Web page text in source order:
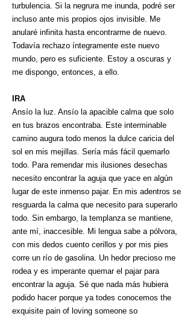
turbulencia. Si la negrura me inunda, podré ser
incluso ante mis propios ojos invisible. Me
anularé infinita hasta encontrarme de nuevo.
Todavía rechazo íntegramente este nuevo
mundo, pero es suficiente. Estoy a oscuras y
me dispongo, entonces, a ello.
IRA
Ansío la luz. Ansío la apacible calma que solo
en tus brazos encontraba. Este interminable
camino augura todo menos la dulce caricia del
sol en mis mejillas. Sería más fácil quemarlo
todo. Para remendar mis ilusiones desechas
necesito encontrar la aguja que yace en algún
lugar de este inmenso pajar. En mis adentros se
resguarda la calma que necesito para superarlo
todo. Sin embargo, la templanza se mantiene,
ante mí, inaccesible. Mi lengua sabe a pólvora,
con mis dedos cuento cerillos y por mis pies
corre un río de gasolina. Un hedor precioso me
rodea y es imperante quemar el pajar para
encontrar la aguja. Sé que nada más hubiera
podido hacer porque ya todes conocemos the
exquisite pain of loving someone so